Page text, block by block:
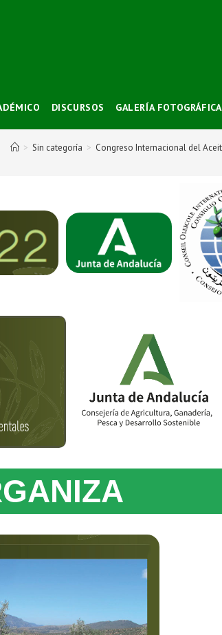
DISCURSOS GALERÍA FOTOGRÁFICA
> Sin categoría > Congreso Internacional del